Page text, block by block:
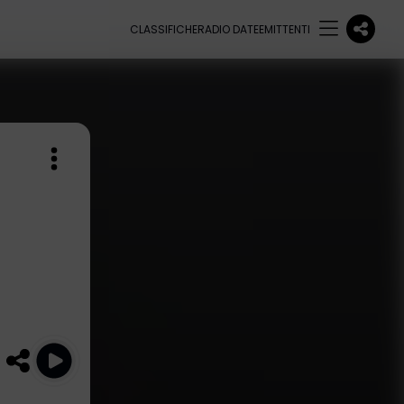
CLASSIFICHERADIO DATEEMITTENTI